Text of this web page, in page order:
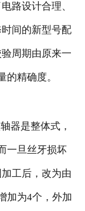
路设计合理、
间的新型号配
周期由原来一
精确度。
器是整体式，
一旦丝牙损坏
工后，改为由
加为4个，外加